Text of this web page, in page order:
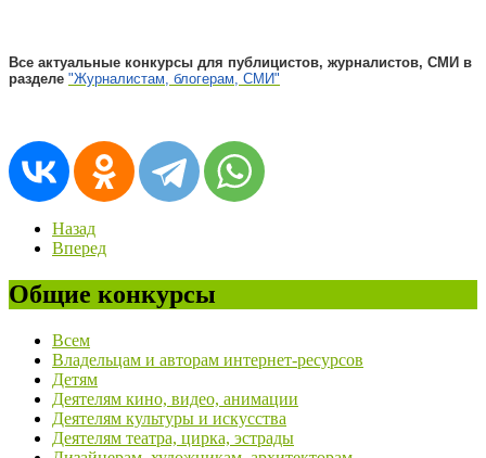
Все актуальные конкурсы для публицистов, журналистов, СМИ в
разделе "Журналистам, блогерам, СМИ"
Назад
Вперед
Общие конкурсы
Всем
Владельцам и авторам интернет-ресурсов
Детям
Деятелям кино, видео, анимации
Деятелям культуры и искусства
Деятелям театра, цирка, эстрады